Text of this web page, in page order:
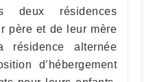
deux résidences
père et de leur mère
résidence alternée
d’hébergement